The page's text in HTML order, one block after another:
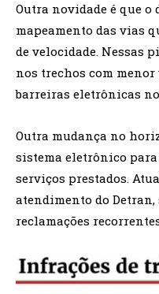
Outra novidade é que o
mapeamento das vias
de velocidade. Nessas
nos trechos com
barreiras eletrônicas
Outra mudança no
sistema eletrônico
serviços prestados.
atendimento do
reclamações